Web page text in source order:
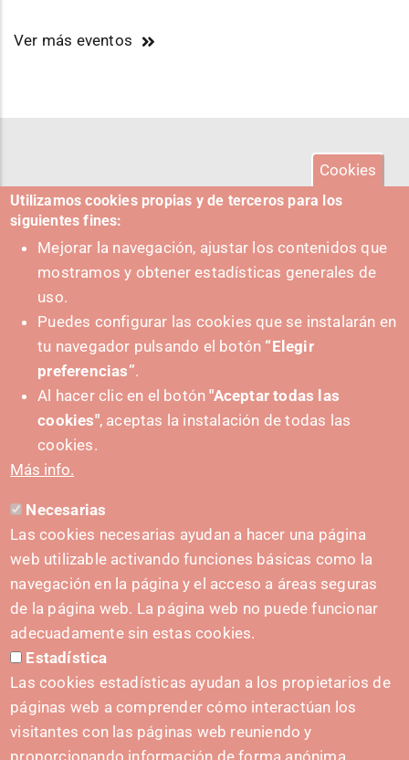
Ver más eventos
SUSTATZAILEA
HARREMANETARAKO
hola@irisnavarra.com
(+34) 628 23 12 32
C. del Sadar, 31006 Pamplona
Harremanetarako formularioa
Prentsa-kita
Cookies
Utilizamos cookies propias y de terceros para los
siguientes fines:
Mejorar la navegación, ajustar los contenidos que
mostramos y obtener estadísticas generales de
uso.
Puedes configurar las cookies que se instalarán en
tu navegador pulsando el botón “Elegir
preferencias”.
Al hacer clic en el botón"Aceptar todas las
cookies", aceptas la instalación de todas las
cookies.
Más info.
Necesarias
Las cookies necesarias ayudan a hacer una página
web utilizable activando funciones básicas como la
navegación en la página y el acceso a áreas seguras
de la página web. La página web no puede funcionar
adecuadamente sin estas cookies.
Estadística
Las cookies estadísticas ayudan a los propietarios de
páginas web a comprender cómo interactúan los
visitantes con las páginas web reuniendo y
proporcionando información de forma anónima.